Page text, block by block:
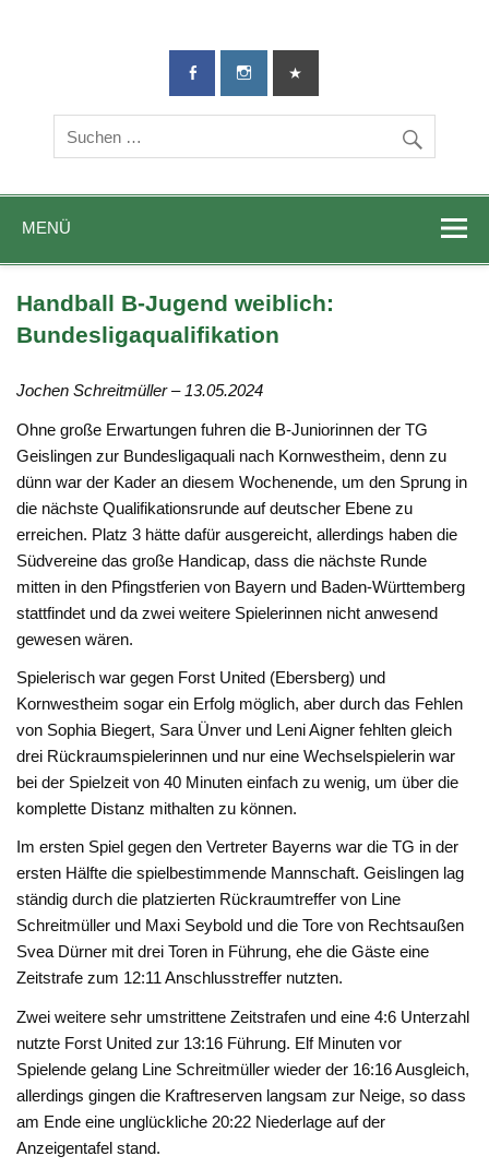
TG-Geislingen
DIE Sportadresse in Geislingen!
MENÜ
Handball B-Jugend weiblich:
Bundesligaqualifikation
Jochen Schreitmüller – 13.05.2024
Ohne große Erwartungen fuhren die B-Juniorinnen der TG
Geislingen zur Bundesligaquali nach Kornwestheim, denn zu
dünn war der Kader an diesem Wochenende, um den Sprung in
die nächste Qualifikationsrunde auf deutscher Ebene zu
erreichen. Platz 3 hätte dafür ausgereicht, allerdings haben die
Südvereine das große Handicap, dass die nächste Runde
mitten in den Pfingstferien von Bayern und Baden-Württemberg
stattfindet und da zwei weitere Spielerinnen nicht anwesend
gewesen wären.
Spielerisch war gegen Forst United (Ebersberg) und
Kornwestheim sogar ein Erfolg möglich, aber durch das Fehlen
von Sophia Biegert, Sara Ünver und Leni Aigner fehlten gleich
drei Rückraumspielerinnen und nur eine Wechselspielerin war
bei der Spielzeit von 40 Minuten einfach zu wenig, um über die
komplette Distanz mithalten zu können.
Im ersten Spiel gegen den Vertreter Bayerns war die TG in der
ersten Hälfte die spielbestimmende Mannschaft. Geislingen lag
ständig durch die platzierten Rückraumtreffer von Line
Schreitmüller und Maxi Seybold und die Tore von Rechtsaußen
Svea Dürner mit drei Toren in Führung, ehe die Gäste eine
Zeitstrafe zum 12:11 Anschlusstreffer nutzten.
Zwei weitere sehr umstrittene Zeitstrafen und eine 4:6 Unterzahl
nutzte Forst United zur 13:16 Führung. Elf Minuten vor
Spielende gelang Line Schreitmüller wieder der 16:16 Ausgleich,
allerdings gingen die Kraftreserven langsam zur Neige, so dass
am Ende eine unglückliche 20:22 Niederlage auf der
Anzeigentafel stand.